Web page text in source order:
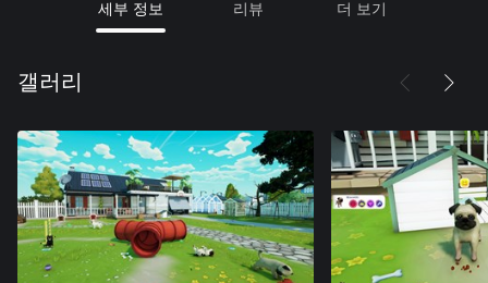
세부 정보 리뷰 더 보기
갤러리